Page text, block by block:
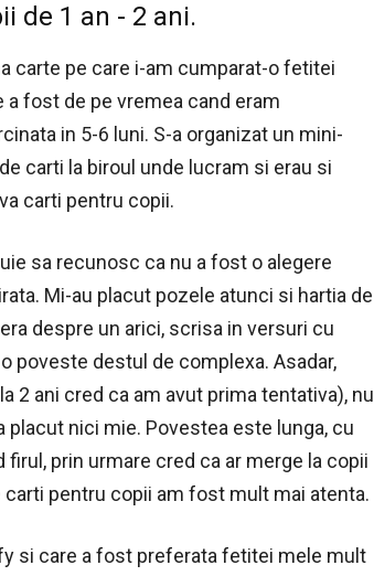
de 1 an - 2 ani.
carte pe care i-am cumparat-o fetitei
a fost de pe vremea cand eram
in 5-6 luni. S-a organizat un mini-
carti la biroul unde lucram si erau si
carti pentru copii.
sa recunosc ca nu a fost o alegere
Mi-au placut pozele atunci si hartia de
despre un arici, scrisa in versuri cu
poveste destul de complexa. Asadar,
2 ani cred ca am avut prima tentativa), nu
nici mie. Povestea este lunga, cu
prin urmare cred ca ar merge la copii
pentru copii am fost mult mai atenta.
si care a fost preferata fetitei mele mult